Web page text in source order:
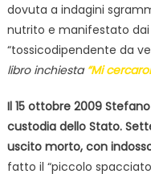
dovuta a indagini
nutrito e manifestato
“tossicodipendente da
libro inchiesta “Mi
Il 15 ottobre 2009
custodia dello Stato.
uscito morto, con
fatto il “piccolo